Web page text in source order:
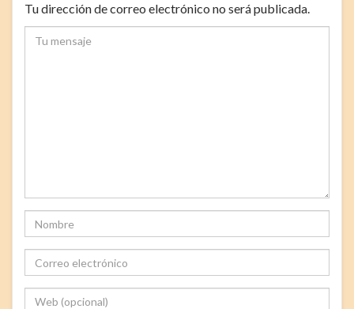
Tu dirección de correo electrónico no será publicada.